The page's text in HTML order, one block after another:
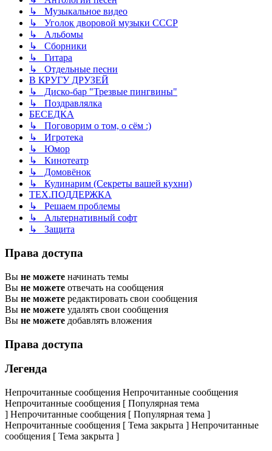
↳ Музыкальное видео
↳ Уголок дворовой музыки СССР
↳ Альбомы
↳ Сборники
↳ Гитара
↳ Отдельные песни
В КРУГУ ДРУЗЕЙ
↳ Диско-бар "Трезвые пингвины"
↳ Поздравлялка
БЕСЕДКА
↳ Поговорим о том, о сём :)
↳ Игротека
↳ Юмор
↳ Кинотеатр
↳ Домовёнок
↳ Кулинарим (Секреты вашей кухни)
ТЕХ.ПОДДЕРЖКА
↳ Решаем проблемы
↳ Альтернативный софт
↳ Защита
Права доступа
Вы не можете начинать темы
Вы не можете отвечать на сообщения
Вы не можете редактировать свои сообщения
Вы не можете удалять свои сообщения
Вы не можете добавлять вложения
Права доступа
Легенда
Непрочитанные сообщения Непрочитанные сообщения
Непрочитанные сообщения [ Популярная тема
] Непрочитанные сообщения [ Популярная тема ]
Непрочитанные сообщения [ Тема закрыта ] Непрочитанные
сообщения [ Тема закрыта ]